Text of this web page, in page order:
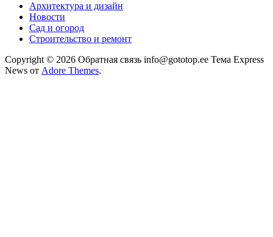
Архитектура и дизайн
Новости
Сад и огород
Строительство и ремонт
Copyright © 2026 Обратная связь info@gototop.ee Тема Express
News от Adore Themes.